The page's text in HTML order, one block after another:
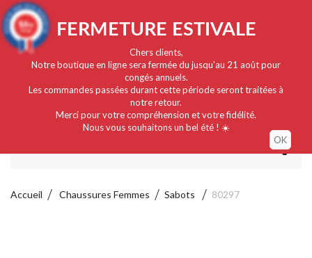
Français
FERMETURE ESTIVALE
Chers clients,
Notre boutique en ligne sera fermée du jusqu'au 21 août pour
congés annuels.
Les commandes passées durant cette période seront traitées à
notre retour.
Merci pour votre compréhension et votre fidélité.
Nous vous souhaitons un bel été ! ☀️
OK
Accueil Chaussures Femmes Sabots 80297
9.4/10